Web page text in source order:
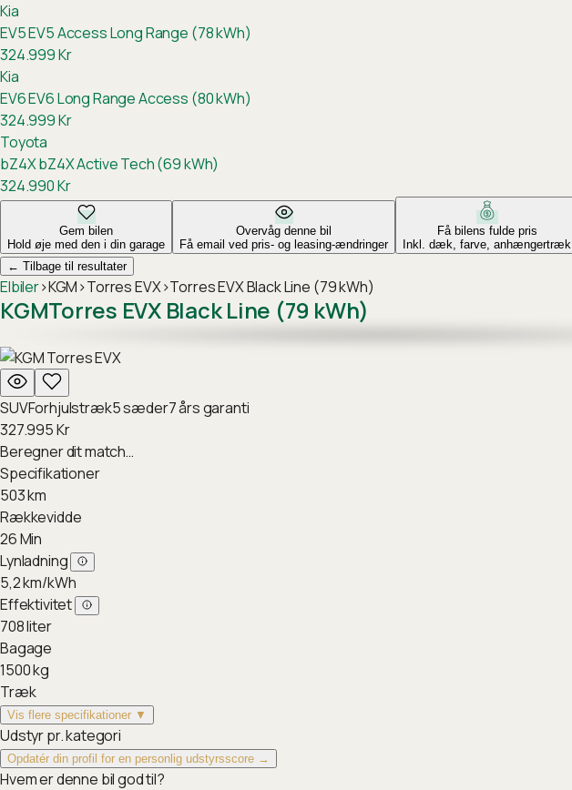
Kia
EV5EV5 Access Long Range (78 kWh)
324.999Kr
Kia
EV6EV6 Long Range Access (80 kWh)
324.999Kr
Toyota
bZ4XbZ4X Active Tech (69 kWh)
324.990Kr
Gem bilen
Hold øje med den i din garage
Overvåg denne bil
Få email ved pris- og leasing-ændringer
Få bilens fulde pris
Inkl. dæk, farve, anhængertræk
← Tilbage til resultater
Elbiler›KGM›Torres EVX›Torres EVX Black Line (79 kWh)
KGMTorres EVX Black Line (79 kWh)
SUVForhjulstræk5sæder7års garanti
327.995Kr
Beregner dit match…
Specifikationer
503km
Rækkevidde
26Min
Lynladning
5,2km/kWh
Effektivitet
708liter
Bagage
1500kg
Træk
Vis flere specifikationer ▼
Udstyr pr. kategori
Opdatér din profil for en personlig udstyrsscore →
Hvem er denne bil god til?